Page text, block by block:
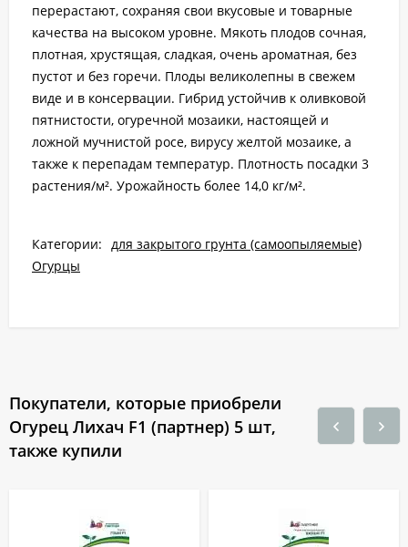
перерастают, сохраняя свои вкусовые и товарные
качества на высоком уровне. Мякоть плодов сочная,
плотная, хрустящая, сладкая, очень ароматная, без
пустот и без горечи. Плоды великолепны в свежем
виде и в консервации. Гибрид устойчив к оливковой
пятнистости, огуречной мозаики, настоящей и
ложной мучнистой росе, вирусу желтой мозаике, а
также к перепадам температур. Плотность посадки 3
растения/м². Урожайность более 14,0 кг/м².
Категории:
для закрытого грунта (самоопыляемые)
Огурцы
Покупатели, которые приобрели
Огурец Лихач F1 (партнер) 5 шт,
также купили